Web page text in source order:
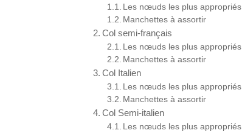
Les nœuds les plus appropriés
Manchettes à assortir
Col semi-français
Les nœuds les plus appropriés
Manchettes à assortir
Col Italien
Les nœuds les plus appropriés
Manchettes à assortir
Col Semi-italien
Les nœuds les plus appropriés